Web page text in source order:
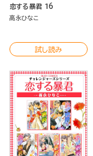
恋する暴君 16
高永ひなこ
試し読み